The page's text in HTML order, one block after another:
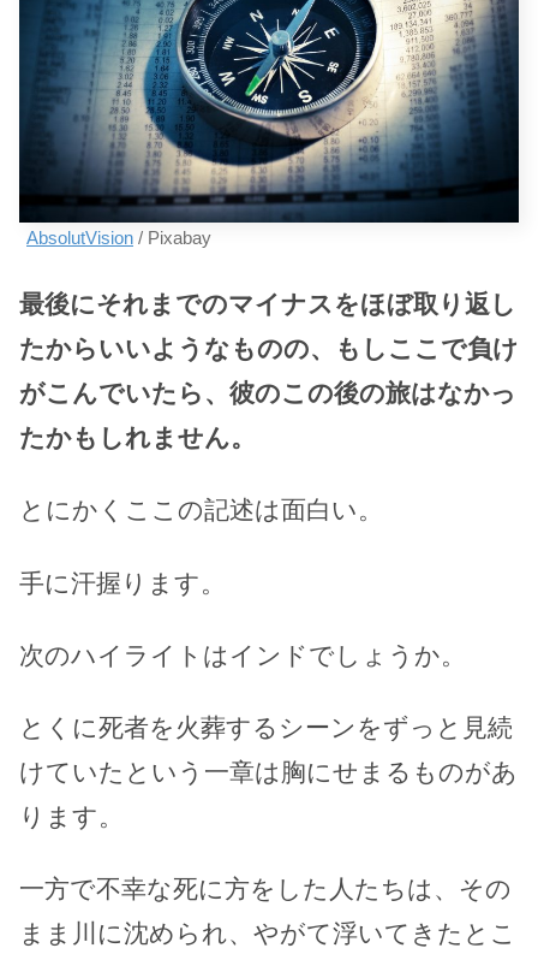
AbsolutVision / Pixabay
最後にそれまでのマイナスをほぼ取り返し
たからいいようなものの、もしここで負け
がこんでいたら、彼のこの後の旅はなかっ
たかもしれません。
とにかくここの記述は面白い。
手に汗握ります。
次のハイライトはインドでしょうか。
とくに死者を火葬するシーンをずっと見続
けていたという一章は胸にせまるものがあ
ります。
一方で不幸な死に方をした人たちは、その
まま川に沈められ、やがて浮いてきたとこ